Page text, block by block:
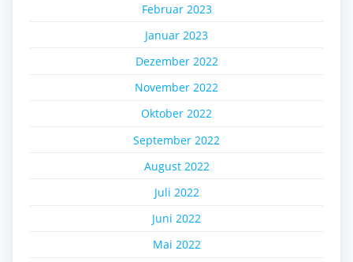
Februar 2023
Januar 2023
Dezember 2022
November 2022
Oktober 2022
September 2022
August 2022
Juli 2022
Juni 2022
Mai 2022